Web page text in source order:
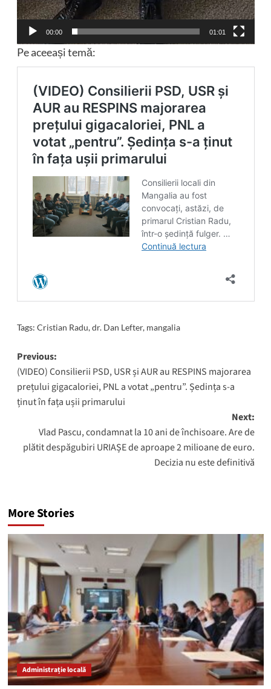
00:00 01:01
Pe aceeași temă:
Tags: Cristian Radu,dr. Dan Lefter, mangalia
Post
navigation
Previous:
(VIDEO) Consilierii PSD, USR și AUR au RESPINS majorarea
prețului gigacaloriei, PNL a votat „pentru”. Ședința s-a
ținut în fața ușii primarului
Next:
Vlad Pascu, condamnat la 10 ani de închisoare. Are de
plătit despăgubiri URIAȘE de aproape 2 milioane de euro.
Decizia nu este definitivă
More Stories
Administrație locală